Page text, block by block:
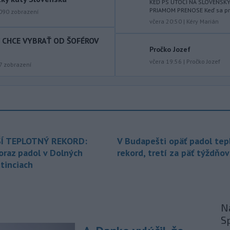
východného Slovenska. Vydal preto
výstrahu prvého stupňa.
11:18
požiada Národný bezpečnostný
(NBÚ) o nezávislé odborné posúdenie
horúčavy a nedostatok pitnej vody
Čaj a Vyšný Čaj v okrese Košice-okolie.
zobrazení
VYBRAŤ OD ŠOFÉROV
zobrazení
KEĎ PS ÚTOČÍ NA
PRIAMOM PRENOSE Keď
včera 20:50 | Kéry Marián
Pročko Jozef
včera 19:56 | Pročko Jozef
TEPLOTNÝ REKORD:
padol v Dolných
V Budapešti opäť padol
rekord, tretí za päť týždňov